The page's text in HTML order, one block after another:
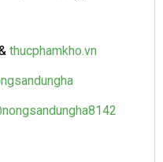
thucphamkho.vn